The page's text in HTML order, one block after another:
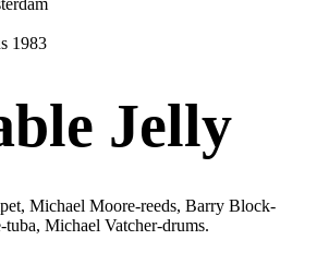
1983
Jelly
Michael Moore-reeds, Barry Block-
Michael Vatcher-drums.